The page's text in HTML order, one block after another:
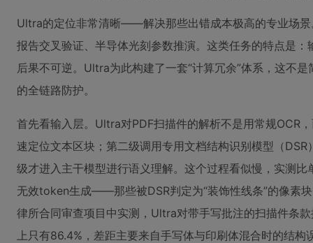
Ultra的定位非常清晰——解决那些出错成本极高的专业场
报告交叉验证、半导体光刻参数推演。这类任务的特点是
后果不可逆。Ultra为此构建了一套“计算冗余”体系，这不
的全链路防护。
首先看输入层。Ultra对PDF扫描件的解析不是用常规OCR
速定位文本区块；第二级调用专用文档结构识别模型（
级才进入主干模型进行语义理解。这个过程看似慢，实测
无效token生成——那些被DSR判定为“装饰性线条”的像素
律所合同审查项目中实测，Ultra对带手写批注的扫描件条
上只有86.4%，差距主要来自手写体与印刷体混合时的结构